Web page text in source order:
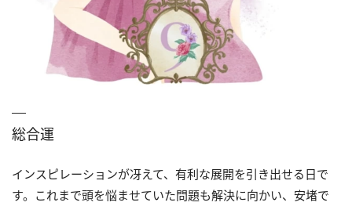
総合運
インスピレーションが冴えて、有利な展開を引き出せる日で
す。これまで頭を悩ませていた問題も解決に向かい、安堵で